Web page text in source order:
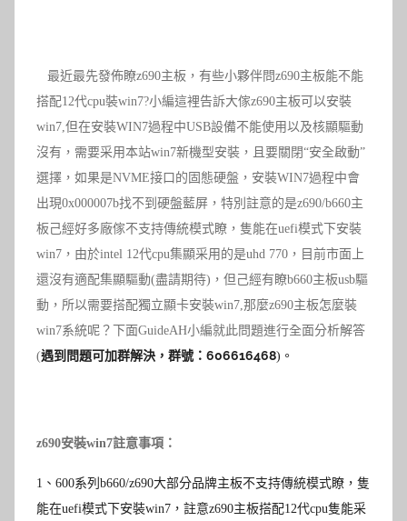
最近最先發佈瞭z690主板，有些小夥伴問z690主板能不能
搭配12代cpu裝win7?小編這裡告訴大傢z690主板可以安裝
win7,但在安裝WIN7過程中USB設備不能使用以及核顯驅動
沒有，需要采用本站win7新機型安裝，且要關閉“安全啟動”
選擇，如果是NVME接口的固態硬盤，安裝WIN7過程中會
出現0x000007b找不到硬盤藍屏，特別註意的是z690/b660主
板己經好多廠傢不支持傳統模式瞭，隻能在uefi模式下安裝
win7，由於intel 12代cpu集顯采用的是uhd 770，目前市面上
還沒有適配集顯驅動(盡請期待)，但己經有瞭b660主板usb驅
動，所以需要搭配獨立顯卡安裝win7,那麼z690主板怎麼裝
win7系統呢？下面GuideAH小編就此問題進行全面分析解答
(遇到問題可加群解決，群號：606616468)。
z690安裝win7註意事項：
1 、 600系列b660/z690大部分品牌主板不支持傳統模式瞭，隻
能在uefi模式下安裝win7，註意z690主板搭配12代cpu隻能采